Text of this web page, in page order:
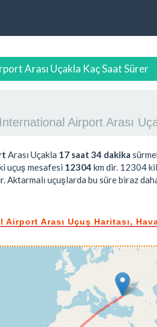
Arası Uçakla Kaç Saat Sürer
Airport Arası
Arası Uçakla 17 saat 34 dakika
uçuş mesafesi 12304 km dir. 12304
Aktarmalı uçuşlarda bu süre biraz
Arası Uçuş Haritası,